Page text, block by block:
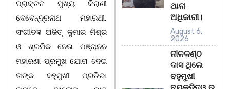
ପ୍ରାକ୍ତନ ମୁଖ୍ୟ କିରାଣୀ
ଦେବେନ୍ଦ୍ରନାଥ ମହାରଥୀ,
ସଂଗୀତଜ୍ଞ ଅଜିତ୍ କୁମାର ମିଶ୍ର
ଓ ଶ୍ରମିକ ନେତା ପଞ୍ଚାନନ
ମହାରଣା ପ୍ରମୁଖ ଯୋଗ ଦେଇ
ତାଙ୍କ ବହୁମୁଖୀ ପ୍ରତିଭା
ଥାନା
ଅଧିକାରୀ।
August 6,
2026
ନୀଳକଣ୍ଠ
ଦାସ ଥିଲେ
ବହୁମୁଖୀ